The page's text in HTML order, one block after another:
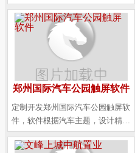
郑州国际汽车公园触屏软件
定制开发郑州国际汽车公园触屏软
件，软件根据汽车主题，设计精美
车主题及园区的特色形象的展示出